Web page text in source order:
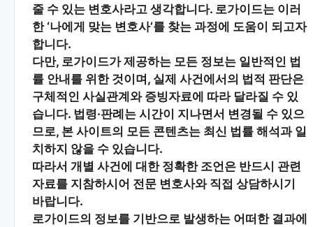
줄 수 있는 변호사라고 생각합니다. 로가이드는 이러
한 ‘나에게 맞는 변호사’를 찾는 과정에 도움이 되고자
합니다.
다만, 로가이드가 제공하는 모든 정보는 일반적인 법
률 안내 를 위한 것이며, 실제 사건에서의 법적 판단은
구체적인 사실관계와 증빙자료에 따라 달라질 수 있
습니다. 법령·판례는 시간이 지나면서 변경될 수 있으
므로, 본 사이트의 모든 콘텐츠는 최신 법률 해석과 일
치하지 않을 수 있습니다.
따라서 개별 사건에 대한 정확한 조언은 반드시 관련
자료를 지참하시어 전문 변호사와 직접 상담하시기
바랍니다.
로가이드의 정보를 기반으로 발생하는 어떠한 결과에